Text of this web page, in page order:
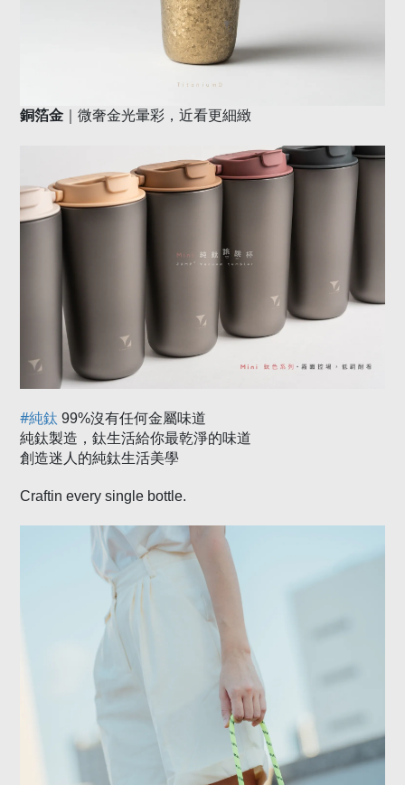
銅箔金 ｜微奢金光暈彩，近看更細緻
#純鈦 99%沒有任何金屬味道
純鈦製造，鈦生活給你最乾淨的味道
創造迷人的純鈦生活美學
Craftin every single bottle.